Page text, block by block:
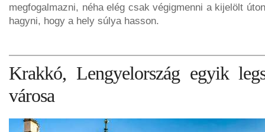
megfogalmazni, néha elég csak végigmenni a kijelölt
hagyni, hogy a hely súlya hasson.
Krakkó, Lengyelország egyik
városa